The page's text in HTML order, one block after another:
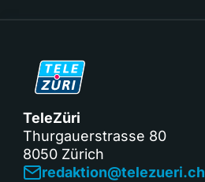
TeleZüri
Thurgauerstrasse 80
8050 Zürich
redaktion@telezueri.ch